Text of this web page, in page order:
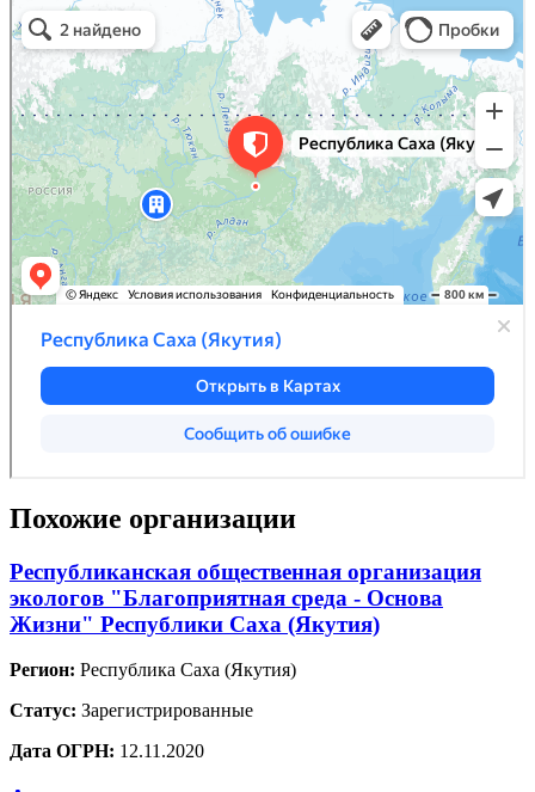
Похожие организации
Республиканская общественная организация
экологов "Благоприятная среда - Основа
Жизни" Республики Саха (Якутия)
Регион: Республика Саха (Якутия)
Статус: Зарегистрированные
Дата ОГРН: 12.11.2020